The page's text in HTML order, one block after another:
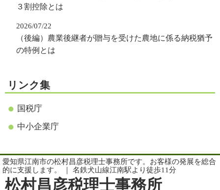
３割控除とは
2026/07/22
（後編）農業後継者が贈与を受けた農地に係る納税猶予
の特例とは
リンク集
国税庁
中小企業庁
愛知県江南市の松村昌彦税理士事務所です。お客様の発展を総合
的に支援します。 ｜ 名鉄犬山線江南駅より徒歩11分
松村昌彦税理士事務所